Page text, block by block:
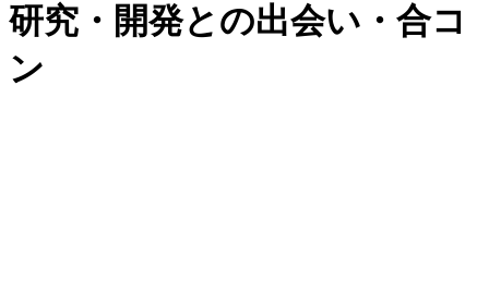
研究・開発との出会い・合コ
ン